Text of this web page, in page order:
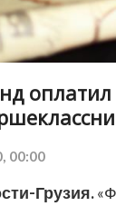
00:00
Грузия.